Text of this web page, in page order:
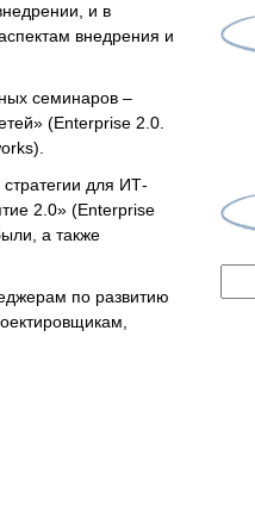
и в
внедрения и
семинаров –
(Enterprise 2.0.
для ИТ-
2.0» (Enterprise
а также
по развитию